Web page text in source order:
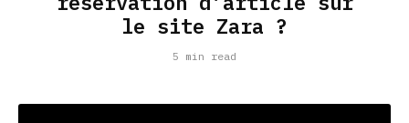
le site Zara ?
5 min read